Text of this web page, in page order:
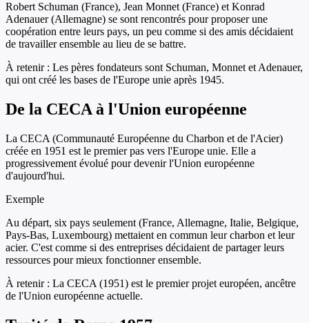
Robert Schuman (France), Jean Monnet (France) et Konrad
Adenauer (Allemagne) se sont rencontrés pour proposer une
coopération entre leurs pays, un peu comme si des amis décidaient
de travailler ensemble au lieu de se battre.
À retenir : Les pères fondateurs sont Schuman, Monnet et Adenauer,
qui ont créé les bases de l'Europe unie après 1945.
De la CECA à l'Union européenne
La CECA (Communauté Européenne du Charbon et de l'Acier)
créée en 1951 est le premier pas vers l'Europe unie. Elle a
progressivement évolué pour devenir l'Union européenne
d'aujourd'hui.
Exemple
Au départ, six pays seulement (France, Allemagne, Italie, Belgique,
Pays-Bas, Luxembourg) mettaient en commun leur charbon et leur
acier. C'est comme si des entreprises décidaient de partager leurs
ressources pour mieux fonctionner ensemble.
À retenir : La CECA (1951) est le premier projet européen, ancêtre
de l'Union européenne actuelle.